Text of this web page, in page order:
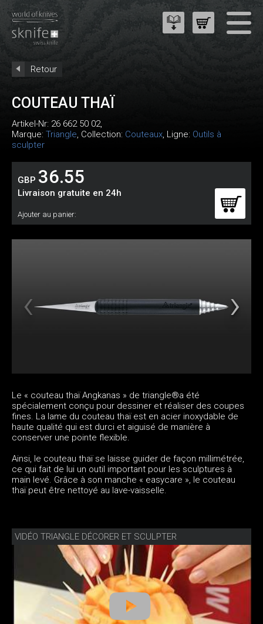
Retour
COUTEAU THAÏ
Artikel-Nr: 26 662 50 02,
Marque: Triangle, Collection: Couteaux, Ligne: Outils à
sculpter
GBP 36.55
Livraison gratuite en 24h
Ajouter au panier:
Le « couteau thaï Angkanas » de triangle®a été
spécialement conçu pour dessiner et réaliser des coupes
fines. La lame du couteau thaï est en acier inoxydable de
haute qualité qui est durci et aiguisé de manière à
conserver une pointe flexible.
Ainsi, le couteau thaï se laisse guider de façon millimétrée,
ce qui fait de lui un outil important pour les sculptures à
main levé. Grâce à son manche « easycare », le couteau
thaï peut être nettoyé au lave-vaisselle.
VIDÉO TRIANGLE DÉCORER ET SCULPTER